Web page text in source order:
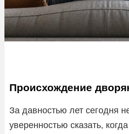
Происхождение
За давностью лет сегодня
уверенностью сказать,